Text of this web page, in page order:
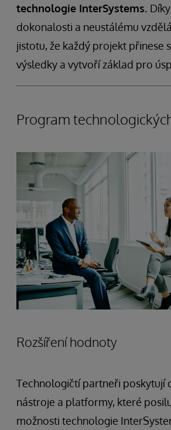
technologie InterSystems.
dokonalosti a neustálému
jistotu, že každý projekt přinese
výsledky a vytvoří základ pro
Program
Rozšíření hodnoty
Technologičtí partneři poskytují
nástroje a platformy, které
možnosti technologie